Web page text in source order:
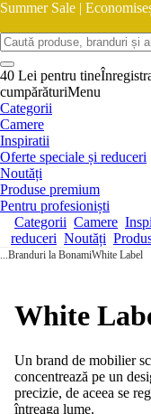
Summer Sale |
40 Lei pentru tine
cumpărăturiMenu
Categorii
Camere
Inspiratii
Oferte speciale și reduceri
Noutăți
Produse premium
Pentru profesioniști
Categorii Camere
reduceri Noutăți
...Branduri la BonamiWhite Label
White
Un brand de mobilier
concentrează pe un
precizie, de aceea se
întreaga lume.